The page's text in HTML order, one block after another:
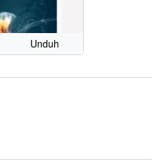
Unduh